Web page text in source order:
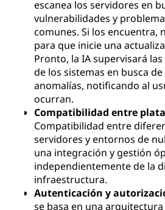
escanea los servidores en
vulnerabilidades y
comunes. Si los encuentra,
para que inicie una
Pronto, la IA supervisará
de los sistemas en busca
anomalías, notificando al
ocurran.
Compatibilidad entre
Compatibilidad entre
servidores y entornos de
una integración y gestión
independientemente de la
infraestructura.
Autenticación y
se basa en una